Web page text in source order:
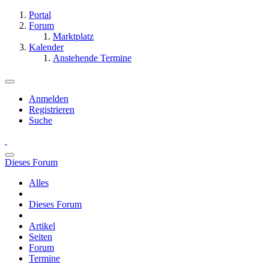
Portal
Forum
Marktplatz
Kalender
Anstehende Termine
Anmelden
Registrieren
Suche
Dieses Forum
Alles
Dieses Forum
Artikel
Seiten
Forum
Termine